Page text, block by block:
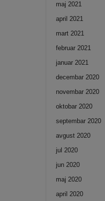
maj 2021
april 2021
mart 2021
februar 2021
januar 2021
decembar 2020
novembar 2020
oktobar 2020
septembar 2020
avgust 2020
jul 2020
jun 2020
maj 2020
april 2020